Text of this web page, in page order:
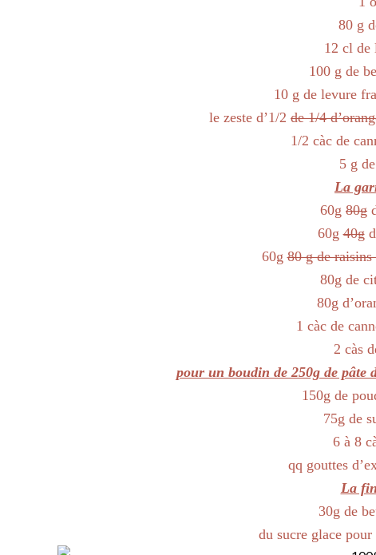
80 g
12 cl de
100 g de
10 g de levure
le zeste d’1/2 de 1/4
1/2 càc de
5 g
La
60g 80g
60g40g
60g80 g de raisins
80g de
80g
1 càc de
2 càs
pour un boudin de 250g de pâte
150g de
75g de
6 à 8
qq gouttes
La
30g de
du sucre glace pour